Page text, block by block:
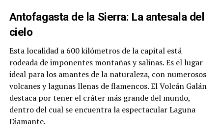
Antofagasta de la Sierra: La antesala del
cielo
Esta localidad a 600 kilómetros de la capital está
rodeada de imponentes montañas y salinas. Es el lugar
ideal para los amantes de la naturaleza, con numerosos
volcanes y lagunas llenas de flamencos. El Volcán Galán
destaca por tener el cráter más grande del mundo,
dentro del cual se encuentra la espectacular Laguna
Diamante.